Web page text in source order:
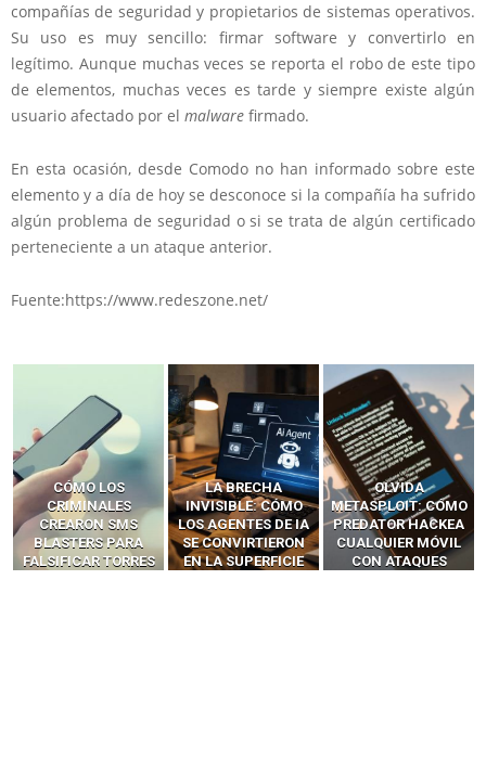
compañías de seguridad y propietarios de sistemas operativos.
Su uso es muy sencillo: firmar software y convertirlo en
legítimo. Aunque muchas veces se reporta el robo de este tipo
de elementos, muchas veces es tarde y siempre existe algún
usuario afectado por el malware firmado.
En esta ocasión, desde Comodo no han informado sobre este
elemento y a día de hoy se desconoce si la compañía ha sufrido
algún problema de seguridad o si se trata de algún certificado
perteneciente a un ataque anterior.
Fuente:https://www.redeszone.net/
LA BRECHA
INVISIBLE: CÓMO
LOS AGENTES DE IA
SE CONVIRTIERON
EN LA SUPERFICIE
OLVIDA
METASPLOIT: CÓMO
PREDATOR HACKEA
CUALQUIER MÓVIL
CON ATAQUES
CÓMO LOS HACKERS
INTERCEPTAN OTPS
Y LLAMADAS
MÓVILES SIN
‘HACKEAR’ — EL